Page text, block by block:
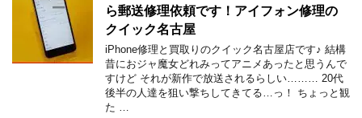
ら郵送修理依頼です！アイフォン修理の
クイック名古屋
iPhone修理と買取りのクイック名古屋店です♪ 結構
昔におジャ魔女どれみってアニメあったと思うんで
すけど それが新作で放送されるらしい……… 20代
後半の人達を狙い撃ちしてきてる…っ！ ちょっと観
た …